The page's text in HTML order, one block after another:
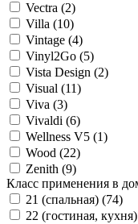
Vectra (2)
Villa (10)
Vintage (4)
Vinyl2Go (5)
Vista Design (2)
Visual (11)
Viva (3)
Vivaldi (6)
Wellness V5 (1)
Wood (22)
Zenith (9)
Класс применения в
21 (спальная) (74)
22 (гостиная,